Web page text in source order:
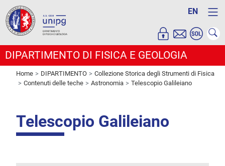
EN
DIPARTIMENTO DI FISICA E GEOLOGIA
Home DIPARTIMENTO
Collezione Storica degli Strumenti di Fisica
Contenuti delle teche
Astronomia Telescopio Galileiano
Telescopio Galileiano